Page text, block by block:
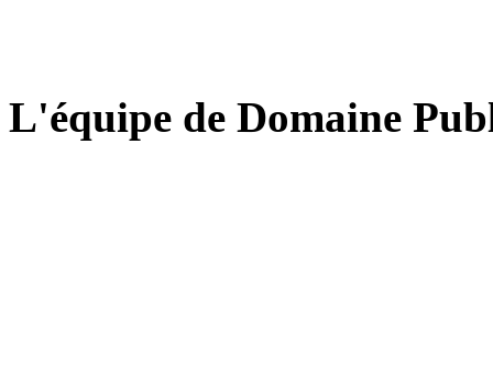
L'équipe de Domaine